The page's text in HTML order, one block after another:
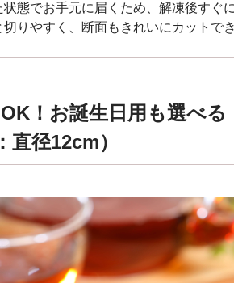
状態でお手元に届くため、解凍後すぐ
切りやすく、断面もきれいにカットでき
OK！お誕生日用も選べ
直径12cm）